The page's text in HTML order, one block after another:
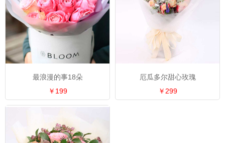
最浪漫的事18朵
￥199
厄瓜多尔甜心玫瑰
￥299